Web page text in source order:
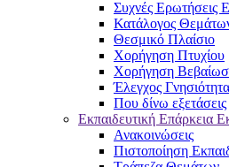
Συχνές Ερωτήσεις
Κατάλογος
Θεσμικό Πλαίσιο
Χορήγηση Πτυχίου
Χορήγηση
Έλεγχος
Που δίνω εξετάσεις
Εκπαιδευτική Επάρκεια
Ανακοινώσεις
Πιστοποίηση